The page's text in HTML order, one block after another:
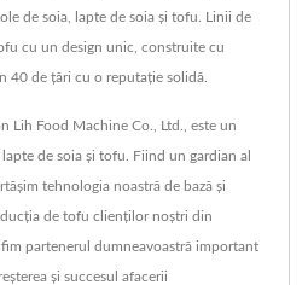
de soia, lapte de soia și tofu. Linii de
cu un design unic, construite cu
40 de țări cu o reputație solidă.
Lih Food Machine Co., Ltd., este un
de soia și tofu. Fiind un gardian al
tehnologia noastră de bază și
de tofu clienților noștri din
partenerul dumneavoastră important
și succesul afacerii